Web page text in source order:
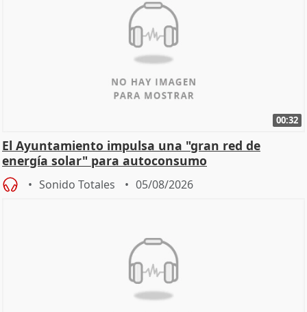
00:32
El Ayuntamiento impulsa una "gran red de
energía solar" para autoconsumo
Sonido Totales 05/08/2026